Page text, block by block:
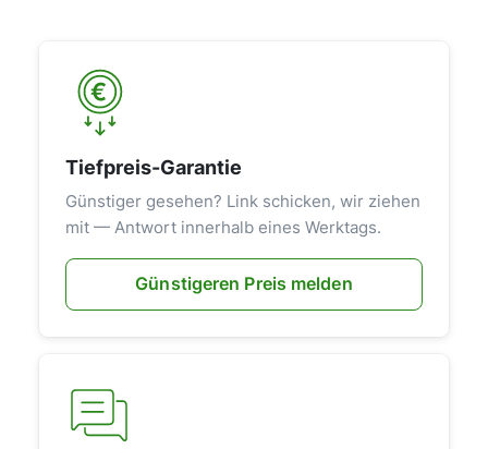
Tiefpreis-Garantie
Günstiger gesehen? Link schicken, wir ziehen
mit — Antwort innerhalb eines Werktags.
Günstigeren Preis melden